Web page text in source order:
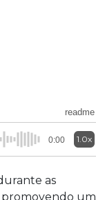
readme
0:00 1.0x
as
promovendo um